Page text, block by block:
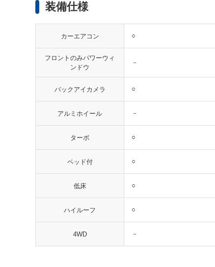
装備仕様
カーエアコン ○
フロントのみパワーウィ
ンドウ
－
バックアイカメラ ○
アルミホイール －
ターボ ○
ベッド付 ○
低床 ○
ハイルーフ ○
4WD －